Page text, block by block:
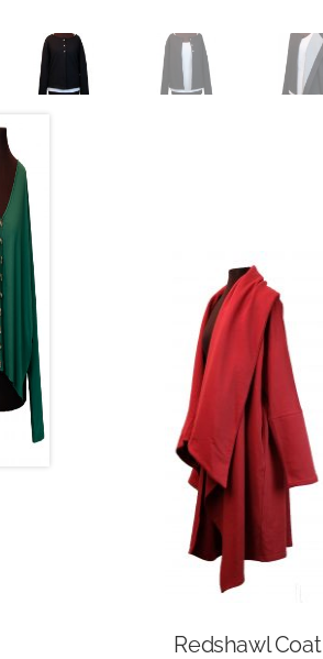
Redshawl Coat